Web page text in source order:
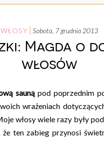
WŁOSY sobota, 7 grudnia 2013
Magda o
włosów
saunąpod poprzednim
wrażeniach
włosy wiele razy były
ten zabieg przynosi